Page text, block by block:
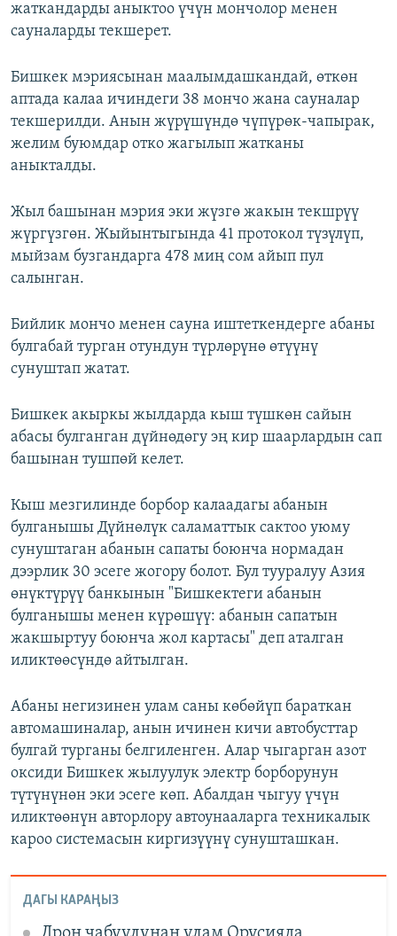
жаткандарды аныктоо үчүн мончолор менен
сауналарды текшерет.
Бишкек мэриясынан маалымдашкандай, өткөн
аптада калаа ичиндеги 38 мончо жана сауналар
текшерилди. Анын жүрүшүндө чүпүрөк-чапырак,
желим буюмдар отко жагылып жатканы
аныкталды.
Жыл башынан мэрия эки жүзгө жакын текшрүү
жүргүзгөн. Жыйынтыгында 41 протокол түзүлүп,
мыйзам бузгандарга 478 миң сом айып пул
салынган.
Бийлик мончо менен сауна иштеткендерге абаны
булгабай турган отундун түрлөрүнө өтүүнү
сунуштап жатат.
Бишкек акыркы жылдарда кыш түшкөн сайын
абасы булганган дүйнөдөгу эң кир шаарлардын сап
башынан тушпөй келет.
Кыш мезгилинде борбор калаадагы абанын
булганышы Дүйнөлүк саламаттык сактоо уюму
сунуштаган абанын сапаты боюнча нормадан
дээрлик 30 эсеге жогору болот. Бул тууралуу Азия
өнүктүрүү банкынын "Бишкектеги абанын
булганышы менен күрөшүү: абанын сапатын
жакшыртуу боюнча жол картасы" деп аталган
иликтөөсүндө айтылган.
Абаны негизинен улам саны көбөйүп бараткан
автомашиналар, анын ичинен кичи автобусттар
булгай турганы белгиленген. Алар чыгарган азот
оксиди Бишкек жылуулук электр борборунун
түтүнүнөн эки эсеге көп. Абалдан чыгуу үчүн
иликтөөнүн авторлору автоунааларга техникалык
кароо системасын киргизүүнү сунушташкан.
ДАГЫ КАРАҢЫЗ